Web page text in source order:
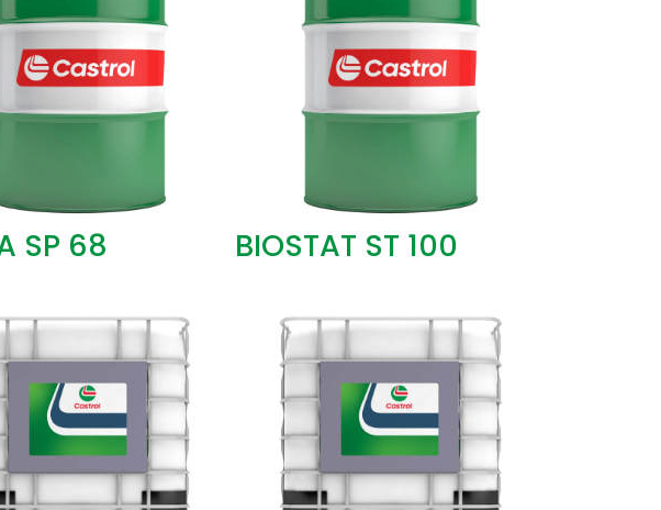
SP 68 BIOSTAT ST 100